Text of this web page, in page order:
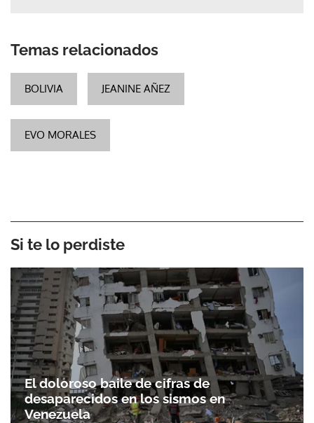
Temas relacionados
BOLIVIA JEANINE AÑEZ
EVO MORALES
Si te lo perdiste
El doloroso baile de cifras de
desaparecidos en los sismos en
Venezuela